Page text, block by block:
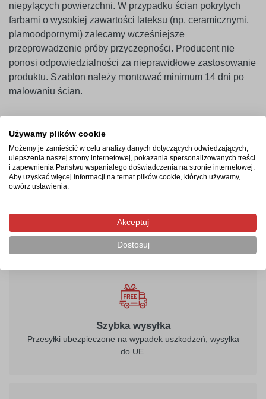
niepylących powierzchni. W przypadku ścian pokrytych
farbami o wysokiej zawartości lateksu (np. ceramicznymi,
plamoodpornymi) zalecamy wcześniejsze
przeprowadzenie próby przyczepności. Producent nie
ponosi odpowiedzialności za nieprawidłowe zastosowanie
produktu. Szablon należy montować minimum 14 dni po
malowaniu ścian.
Termin realizacji
Produkcja rozpocznie się po zaksięgowaniu płatności i
potrwa od 2-4 dni roboczych. Następnie przesyłka
kurierska zostanie wysłana na wskazany adres, a jej
momentu nadania.
Szybka wysyłka
Przesyłki ubezpieczone na wypadek uszkodzeń, wysyłka
do UE.
Używamy plików cookie
Możemy je zamieścić w celu analizy danych dotyczących odwiedzających,
ulepszenia naszej strony internetowej, pokazania spersonalizowanych treści
i zapewnienia Państwu wspaniałego doświadczenia na stronie internetowej.
Aby uzyskać więcej informacji na temat plików cookie, których używamy,
otwórz ustawienia.
Akceptuj
Dostosuj